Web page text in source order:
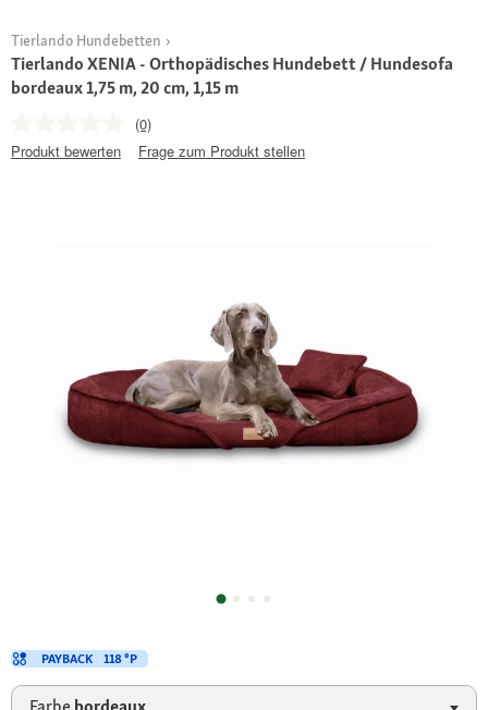
Tierlando Hundebetten
Tierlando XENIA - Orthopädisches Hundebett / Hundesofa
bordeaux 1,75 m, 20 cm, 1,15 m
(0)
Produkt bewerten
Frage zum Produkt stellen
PAYBACK 118 °P